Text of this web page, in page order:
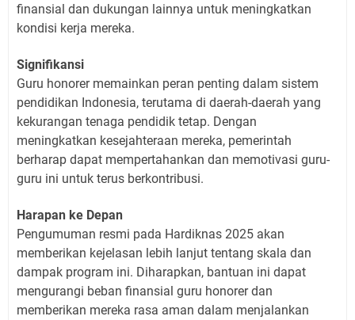
finansial dan dukungan lainnya untuk meningkatkan
kondisi kerja mereka.
Signifikansi
Guru honorer memainkan peran penting dalam sistem
pendidikan Indonesia, terutama di daerah-daerah yang
kekurangan tenaga pendidik tetap. Dengan
meningkatkan kesejahteraan mereka, pemerintah
berharap dapat mempertahankan dan memotivasi guru-
guru ini untuk terus berkontribusi.
Harapan ke Depan
Pengumuman resmi pada Hardiknas 2025 akan
memberikan kejelasan lebih lanjut tentang skala dan
dampak program ini. Diharapkan, bantuan ini dapat
mengurangi beban finansial guru honorer dan
memberikan mereka rasa aman dalam menjalankan